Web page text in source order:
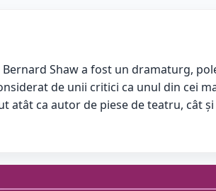
Bernard Shaw a fost un dramaturg,
de unii critici ca unul din cei
atât ca autor de piese de teatru, cât